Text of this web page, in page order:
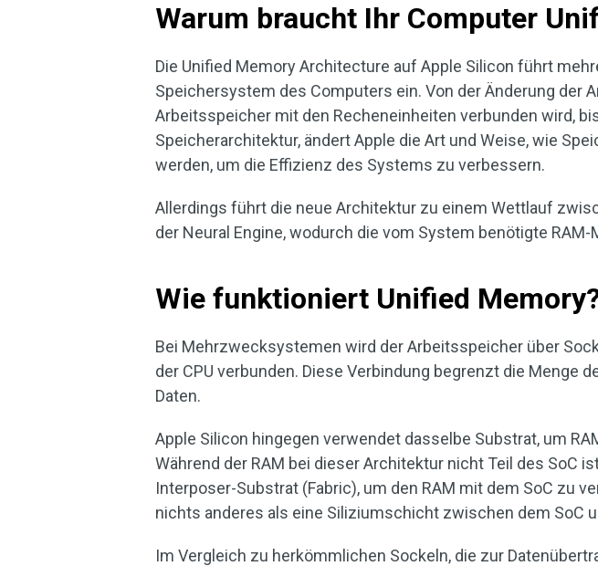
Warum braucht Ihr Computer
Die Unified Memory Architecture auf Apple Silicon führt
Speichersystem des Computers ein. Von der Änderung der
Arbeitsspeicher mit den Recheneinheiten verbunden wird,
Speicherarchitektur, ändert Apple die Art und Weise, wie
werden, um die Effizienz des Systems zu verbessern.
Allerdings führt die neue Architektur zu einem Wettlauf
der Neural Engine, wodurch die vom System benötigte RAM-
Wie funktioniert Unified
Bei Mehrzwecksystemen wird der Arbeitsspeicher über
der CPU verbunden. Diese Verbindung begrenzt die Menge
Daten.
Apple Silicon hingegen verwendet dasselbe Substrat, um
Während der RAM bei dieser Architektur nicht Teil des SoC
Interposer-Substrat (Fabric), um den RAM mit dem SoC zu
nichts anderes als eine Siliziumschicht zwischen dem SoC
Im Vergleich zu herkömmlichen Sockeln, die zur